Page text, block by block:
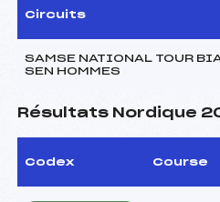
Circuits
SAMSE NATIONAL TOUR
SEN HOMMES
Résultats Nordique
Codex Course